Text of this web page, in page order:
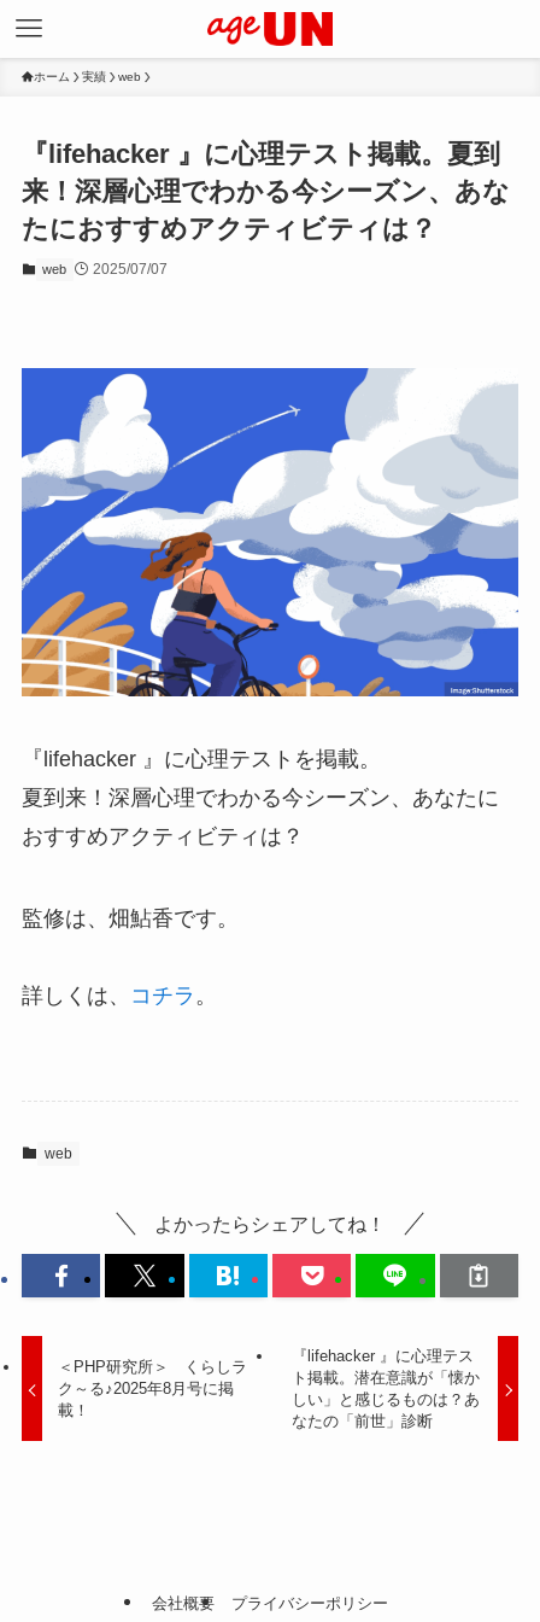
ホーム 実績 web
『lifehacker 』に心理テスト掲載。夏到
来！深層心理でわかる今シーズン、あな
たにおすすめアクティビティは？
web 2025/07/07
『lifehacker 』に心理テストを掲載。
夏到来！深層心理でわかる今シーズン、あなたに
おすすめアクティビティは？
監修は、畑鮎香です。
詳しくは、 コチラ 。
web
よかったらシェアしてね！
＜PHP研究所＞ くらしラ
ク～る♪2025年8月号に掲
載！
『lifehacker 』に心理テス
ト掲載。潜在意識が「懐か
しい」と感じるものは？あ
なたの「前世」診断
会社概要 プライバシーポリシー